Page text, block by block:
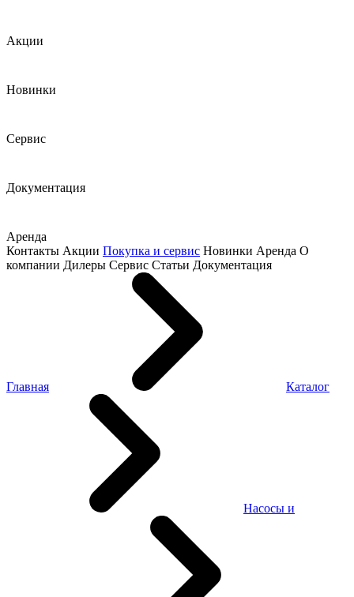
Акции
Новинки
Сервис
Документация
Аренда
Контакты Акции Покупка и сервис Новинки Аренда О
компании Дилеры Сервис Статьи Документация
Главная Каталог
Насосы и